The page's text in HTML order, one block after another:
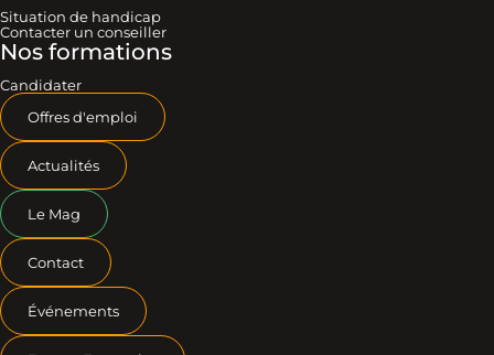
Situation de handicap
Contacter un conseiller
Nos formations
Candidater
Offres d'emploi
Actualités
Le Mag
Contact
Événements